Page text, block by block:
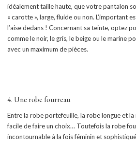
idéalement taille haute, que votre pantalon
« carotte », large, fluide ou non. L’important
l’aise dedans ! Concernant sa teinte, optez
comme le noir, le gris, le beige ou le marine
avec un maximum de pièces.
4. Une robe fourreau
Entre la robe portefeuille, la robe longue et la
facile de faire un choix… Toutefois la robe
incontournable à la fois féminin et